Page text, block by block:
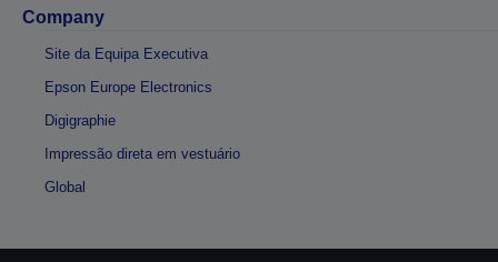
Company
Site da Equipa Executiva
Epson Europe Electronics
Digigraphie
Impressão direta em vestuário
Global